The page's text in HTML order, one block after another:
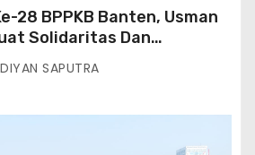
28 BPPKB Banten, Usman
Solidaritas Dan
DIYAN SAPUTRA